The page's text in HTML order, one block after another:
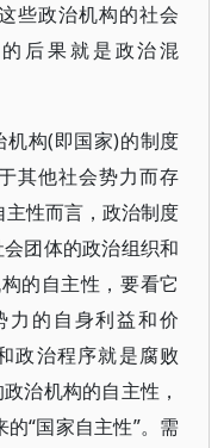
些政治机构的社会
后果就是政治混
构(即国家)的制度
其他社会势力而存
主性而言，政治制度
团体的政治组织和
的自主性，要看它
力的自身利益和价
政治程序就是腐败
治机构的自主性，
“国家自主性”。需